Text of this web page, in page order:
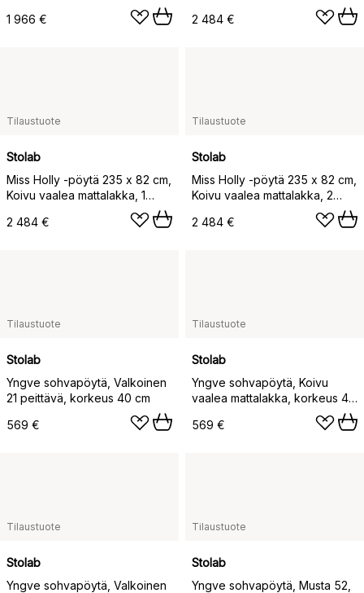
1 966 €
2 484 €
Tilaustuote
Stolab
Miss Holly -pöytä 235 x 82 cm,
Koivu vaalea mattalakka, 1
2 484 €
Tilaustuote
Stolab
Miss Holly -pöytä 235 x 82 cm,
Koivu vaalea mattalakka, 2
2 484 €
Tilaustuote
Stolab
Yngve sohvapöytä, Valkoinen
21 peittävä, korkeus 40 cm
569 €
Tilaustuote
Stolab
Yngve sohvapöytä, Koivu
vaalea mattalakka, korkeus 40
569 €
Tilaustuote
Stolab
Yngve sohvapöytä, Valkoinen
Tilaustuote
Stolab
Yngve sohvapöytä, Musta 52,